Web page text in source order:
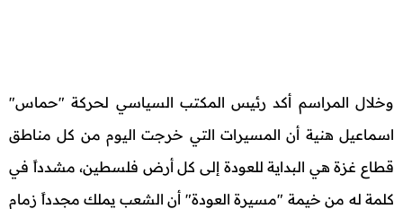
وخلال المراسم أكد رئيس المكتب السياسي لحركة "حماس"
اسماعيل هنية أن المسيرات التي خرجت اليوم من كل مناطق
قطاع غزة هي البداية للعودة إلى كل أرض فلسطين، مشدداً في
كلمة له من خيمة "مسيرة العودة" أن الشعب يملك مجدداً زمام